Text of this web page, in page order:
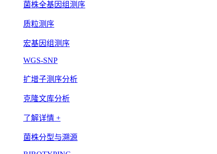
菌株全基因组测序
质粒测序
宏基因组测序
WGS-SNP
扩增子测序分析
克隆文库分析
了解详情 +
菌株分型与溯源